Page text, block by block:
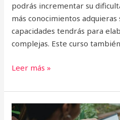
podrás incrementar su
más conocimientos
capacidades tendrás para
complejas. Este curso
Leer más »
Curso